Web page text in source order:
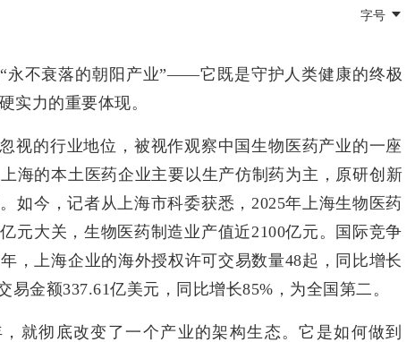
字号
永不衰落的朝阳产业”——它既是守护人类健康的终极
实力的重要体现。
视的行业地位，被视作观察中国生物医药产业的一座
海的本土医药企业主要以生产仿制药为主，原研创新
如今，记者从上海市科委获悉，2025年上海生物医药
元大关，生物医药制造业产值近2100亿元。国际竞争
，上海企业的海外授权许可交易数量48起，同比增长
易金额337.61亿美元，同比增长85%，为全国第二。
就彻底改变了一个产业的架构生态。它是如何做到